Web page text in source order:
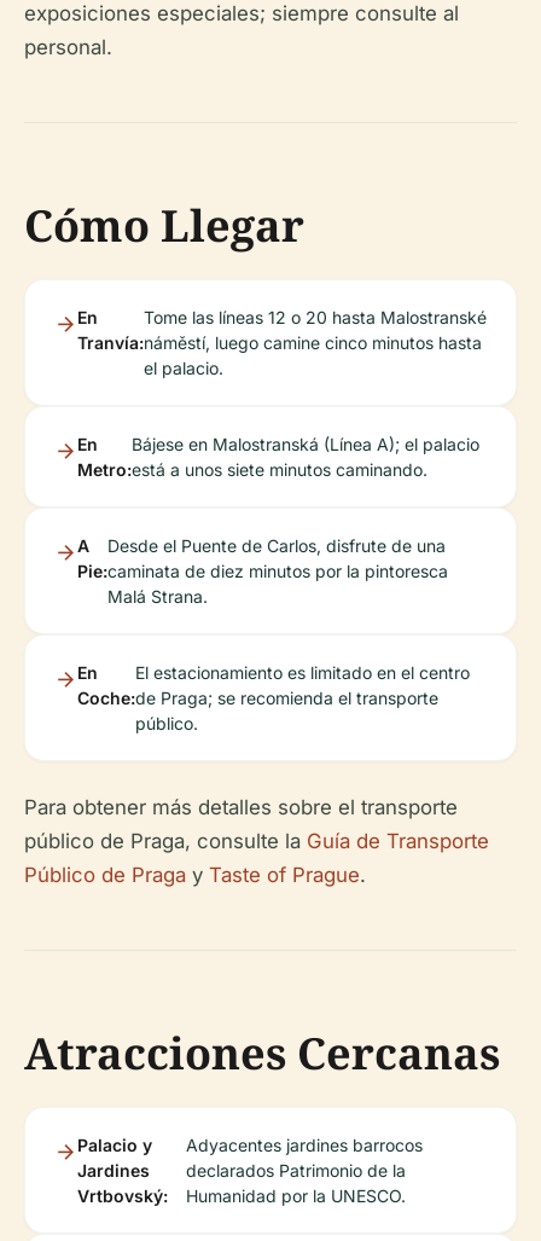
exposiciones especiales; siempre consulte al
personal.
Cómo Llegar
En
Tranvía:
Tome las líneas 12 o 20 hasta Malostranské
náměstí, luego camine cinco minutos hasta
el palacio.
En
Metro:
Bájese en Malostranská (Línea A); el palacio
está a unos siete minutos caminando.
A
Pie:
Desde el Puente de Carlos, disfrute de una
caminata de diez minutos por la pintoresca
Malá Strana.
En
Coche:
El estacionamiento es limitado en el centro
de Praga; se recomienda el transporte
público.
Para obtener más detalles sobre el transporte
público de Praga, consulte la Guía de Transporte
Público de Praga y Taste of Prague.
Atracciones Cercanas
Palacio y
Jardines
Vrtbovský:
Adyacentes jardines barrocos
declarados Patrimonio de la
Humanidad por la UNESCO.